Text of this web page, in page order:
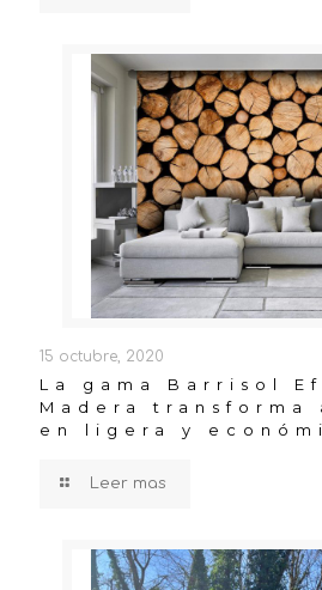
15 octubre, 2020
La gama Barrisol
Madera transforma
en ligera y
Leer mas